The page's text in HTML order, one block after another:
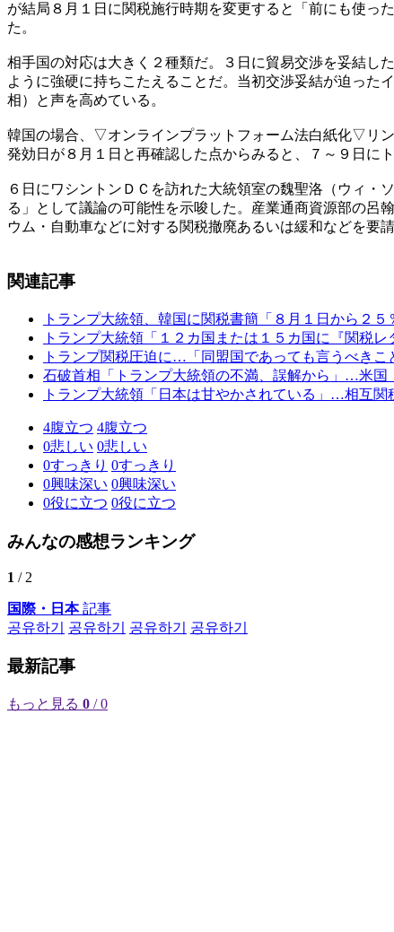
が結局８月１日に関税施行時期を変更すると「前にも使っ
た。
相手国の対応は大きく２種類だ。３日に貿易交渉を妥結し
ように強硬に持ちこたえることだ。当初交渉妥結が迫った
相）と声を高めている。
韓国の場合、▽オンラインプラットフォーム法白紙化▽リ
発効日が８月１日と再確認した点からみると、７～９日に
６日にワシントンＤＣを訪れた大統領室の魏聖洛（ウィ
る」として議論の可能性を示唆した。産業通商資源部の呂
ウム・自動車などに対する関税撤廃あるいは緩和などを要請
関連記事
トランプ大統領、韓国に関税書簡「８月１日から２５
トランプ大統領「１２カ国または１５カ国に『関税
トランプ関税圧迫に…「同盟国であっても言うべき
石破首相「トランプ大統領の不満、誤解から」…米国
トランプ大統領「日本は甘やかされている」…相互関
4腹立つ 4腹立つ
0悲しい 0悲しい
0すっきり 0すっきり
0興味深い 0興味深い
0役に立つ 0役に立つ
みんなの感想ランキング
1 / 2
国際・日本記事
공유하기
공유하기 공유하기 공유하기
最新記事
もっと見る 0 / 0